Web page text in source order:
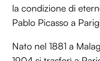
la condizione di
Pablo Picasso a
Nato nel 1881 a